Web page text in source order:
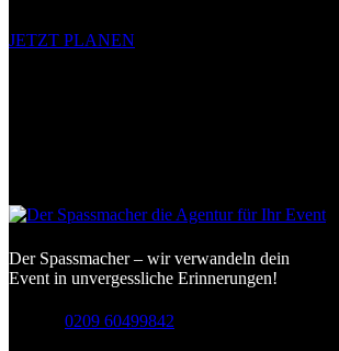
JETZT PLANEN
Der Spassmacher – wir verwandeln dein
Event in unvergessliche Erinnerungen!
0209 60499842